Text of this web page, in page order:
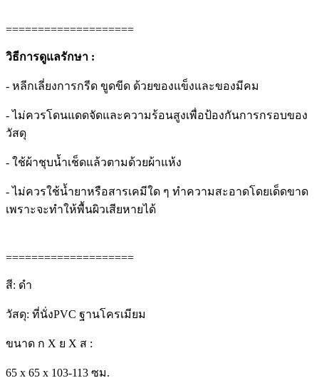
====================
วิธีการดูแลรักษา :
- หลีกเลี่ยงการกรีด ขูดขีด ด้วยของแข็งและของมีคม
- ไม่ควรโดนแดดจัดและความร้อนสูงเพื่อป้องกันการกรอบของ
วัสดุ
- ใช้ผ้าชุบน้ำเช็ดแล้วตามด้วยผ้าแห้ง
- ไม่ควรใช้น้ำยาหรือสารเคมีใด ๆ ทำความสะอาดโดยเด็ดขาด
เพราะจะทำให้พื้นผิวเสียหายได้
====================
สี: ดำ
วัสดุ: ที่นั่งPVC ฐานโครเมียม
ขนาด ก X ย X ส :
65 x 65 x 103-113 ซม.